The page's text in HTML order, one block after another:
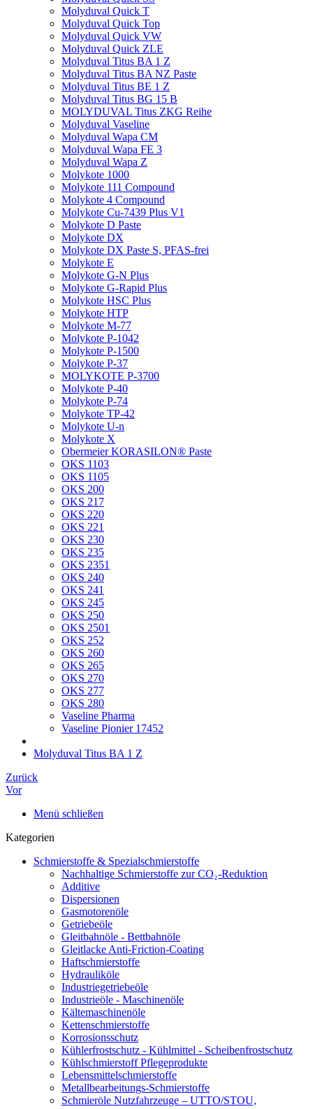
Molyduval Quick T
Molyduval Quick Top
Molyduval Quick VW
Molyduval Quick ZLE
Molyduval Titus BA 1 Z
Molyduval Titus BA NZ Paste
Molyduval Titus BE 1 Z
Molyduval Titus BG 15 B
MOLYDUVAL Titus ZKG Reihe
Molyduval Vaseline
Molyduval Wapa CM
Molyduval Wapa FE 3
Molyduval Wapa Z
Molykote 1000
Molykote 111 Compound
Molykote 4 Compound
Molykote Cu-7439 Plus V1
Molykote D Paste
Molykote DX
Molykote DX Paste S, PFAS-frei
Molykote E
Molykote G-N Plus
Molykote G-Rapid Plus
Molykote HSC Plus
Molykote HTP
Molykote M-77
Molykote P-1042
Molykote P-1500
Molykote P-37
MOLYKOTE P-3700
Molykote P-40
Molykote P-74
Molykote TP-42
Molykote U-n
Molykote X
Obermeier KORASILON® Paste
OKS 1103
OKS 1105
OKS 200
OKS 217
OKS 220
OKS 221
OKS 230
OKS 235
OKS 2351
OKS 240
OKS 241
OKS 245
OKS 250
OKS 2501
OKS 252
OKS 260
OKS 265
OKS 270
OKS 277
OKS 280
Vaseline Pharma
Vaseline Pionier 17452
Molyduval Titus BA 1 Z
Zurück
Vor
Menü schließen
Kategorien
Schmierstoffe & Spezialschmierstoffe
Nachhaltige Schmierstoffe zur CO₂-Reduktion
Additive
Dispersionen
Gasmotorenöle
Getriebeöle
Gleitbahnöle - Bettbahnöle
Gleitlacke Anti-Friction-Coating
Haftschmierstoffe
Hydrauliköle
Industriegetriebeöle
Industrieöle - Maschinenöle
Kältemaschinenöle
Kettenschmierstoffe
Korrosionsschutz
Kühlerfrostschutz - Kühlmittel - Scheibenfrostschutz
Kühlschmierstoff Pflegeprodukte
Lebensmittelschmierstoffe
Metallbearbeitungs-Schmierstoffe
Schmieröle Nutzfahrzeuge – UTTO/STOU,